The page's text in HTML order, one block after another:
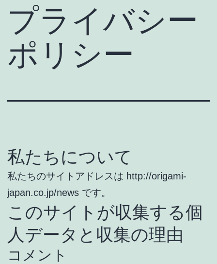
プライバシー
ポリシー
私たちについて
私たちのサイトアドレスは http://origami-
japan.co.jp/news です。
このサイトが収集する個
人データと収集の理由
コメント